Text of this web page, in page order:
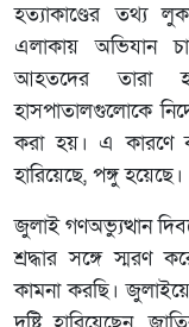
হত্যাকাণ্ডের তথ্য
এলাকায় অভিযান
আহতদের তারা
হাসপাতালগুলোকে
করা হয়। এ কারণে
হারিয়েছে, পঙ্গু হয়েছে।
জুলাই গণঅভ্যুত্থান
শ্রদ্ধার সঙ্গে স্মরণ
কামনা করছি।